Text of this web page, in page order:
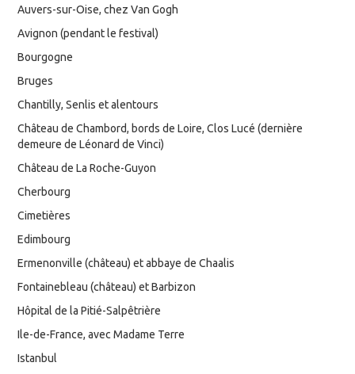
Auvers-sur-Oise, chez Van Gogh
Avignon (pendant le festival)
Bourgogne
Bruges
Chantilly, Senlis et alentours
Château de Chambord, bords de Loire, Clos Lucé (dernière
demeure de Léonard de Vinci)
Château de La Roche-Guyon
Cherbourg
Cimetières
Edimbourg
Ermenonville (château) et abbaye de Chaalis
Fontainebleau (château) et Barbizon
Hôpital de la Pitié-Salpêtrière
Ile-de-France, avec Madame Terre
Istanbul